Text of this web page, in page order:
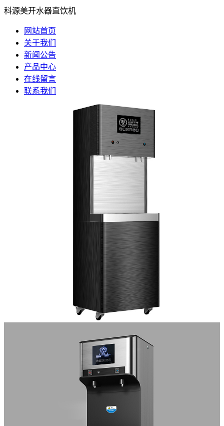
科源美开水器直饮机
网站首页
关于我们
新闻公告
产品中心
在线留言
联系我们